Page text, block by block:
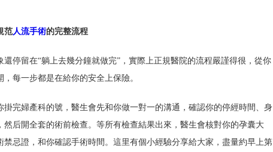
范人流手術的完整流程
還停留在“躺上去幾分鐘就做完”，實際上正規醫院的流程嚴謹得很，從你
每一步都是在給你的安全上保險。
掛完婦產科的號，醫生會先和你做一對一的溝通，確認你的停經時間、身
然后開全套的術前檢查。等所有檢查結果出來，醫生會核對你的孕囊大
禁忌證，和你確認手術時間。這里有個小經驗分享給大家，盡量約早上第